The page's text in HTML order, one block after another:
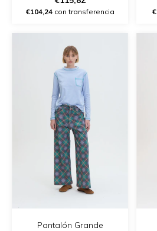
€104,24con transferencia
Pantalón Grande